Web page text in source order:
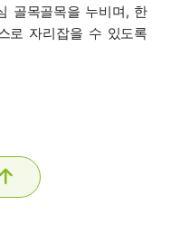
골목골목을 누비며, 한
로 자리잡을 수 있도록